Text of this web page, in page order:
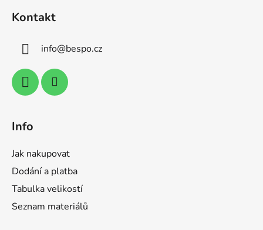
Kontakt
info@bespo.cz
Info
Jak nakupovat
Dodání a platba
Tabulka velikostí
Seznam materiálů